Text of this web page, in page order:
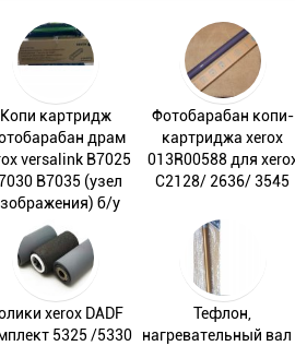
Копи картридж
драм
versalink B7025
B7035 (узел
б/у
Фотобарабан копи-
картриджа xerox
013R00588 для
C2128/ 2636/ 3545
7525/7530/7535
xerox DADF
5325 /5330
Тефлон,
нагревательный вал